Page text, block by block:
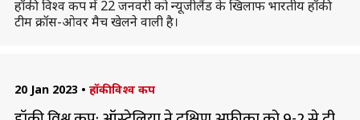
हॉकी विश्व कप में 22 जनवरी को न्यूजीलैंड के खिलाफ भारतीय हॉकी
टीम क्रॉस-ओवर मैच खेलने वाली है।
20 Jan 2023 • हॉकी विश्व कप